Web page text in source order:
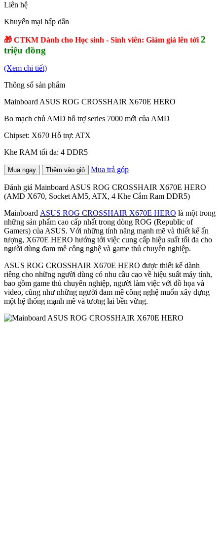
Liên hệ
Khuyến mại hấp dẫn
🎁 CTKM Dành cho Học sinh - Sinh viên: Giảm giá lên tới 2
triệu đồng
(Xem chi tiết)
Thông số sản phẩm
Mainboard ASUS ROG CROSSHAIR X670E HERO
Bo mạch chủ AMD hỗ trợ series 7000 mới của AMD
Chipset: X670 Hỗ trợ: ATX
Khe RAM tối đa: 4 DDR5
Mua ngay Thêm vào giỏ Mua trả góp
Đánh giá Mainboard ASUS ROG CROSSHAIR X670E HERO
(AMD X670, Socket AM5, ATX, 4 Khe Cắm Ram DDR5)
Mainboard ASUS ROG CROSSHAIR X670E HERO là một trong
những sản phẩm cao cấp nhất trong dòng ROG (Republic of
Gamers) của ASUS. Với những tính năng mạnh mẽ và thiết kế ấn
tượng, X670E HERO hướng tới việc cung cấp hiệu suất tối đa cho
người dùng đam mê công nghệ và game thủ chuyên nghiệp.
ASUS ROG CROSSHAIR X670E HERO được thiết kế dành
riêng cho những người dùng có nhu cầu cao về hiệu suất máy tính,
bao gồm game thủ chuyên nghiệp, người làm việc với đồ họa và
video, cũng như những người đam mê công nghệ muốn xây dựng
một hệ thống mạnh mẽ và tương lai bền vững.